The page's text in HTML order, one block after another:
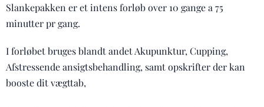
Slankepakken er et intens forløb over 10 gange a 75
minutter pr gang.
I forløbet bruges blandt andet Akupunktur, Cupping,
Afstressende ansigtsbehandling, samt opskrifter der kan
booste dit vægttab,